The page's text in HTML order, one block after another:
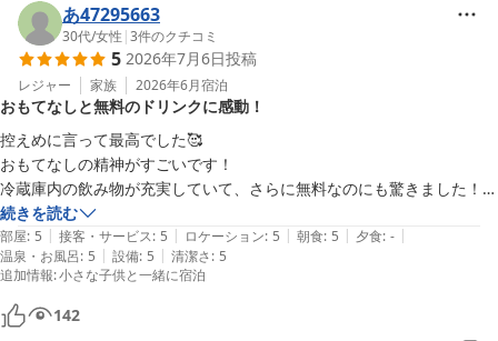
がとうございました。次回お越しの際には、朝食をはじめ、館内レ
ストランやスパなど、さらに充実したホテルステイをお楽しみいた
だけますと幸いです。
またお会いできます日をスタッフ一同、心よりお待ち申し上げてお
ります。
ＰＧＭホテルリゾート沖縄（２０２６年４月２５日 先行営業開
始）
2026-06-19
「最高のロケーション」とのお言葉を頂戴できましたこと、大変嬉
しく拝読いたしました。また、サービスにつきましてもご満足いた
だき、心身ともにリフレッシュしていただけたとのこと、スタッフ
一同何よりの喜びでございます。
当ホテルでは、レストランでのお食事はもちろん、スパやサウナ、
ラウンジなど、ご滞在そのものをお楽しみいただける施設やサービ
スをご用意しております。次回お越しの際には、ぜひ今回とはまた
違った魅力もご体験いただければ幸いです。
「ぜひまた泊まりに行きたい」とのお言葉を励みに、これからも皆
さまに心地よい時間をご提供できるよう努めてまいります。
またのお越しをスタッフ一同、心よりお待ち申し上げております。
あ47295663
30代/女性 |3件のクチコミ
5 2026年7月6日投稿
レジャー 家族 2026年6月宿泊
おもてなしと無料のドリンクに感動！
控えめに言って最高でした🥰
おもてなしの精神がすごいです！
冷蔵庫内の飲み物が充実していて、さらに無料なのにも驚きました！
残念ながら台風でプールには入れませんでしたが、とても快適で楽しい
旅でした！
ありがとうございました😊
続きを読む
部屋: 5 | 接客・サービス: 5 | ロケーション: 5 | 朝食: 5 | 夕食: - |
温泉・お風呂: 5 | 設備: 5 | 清潔さ: 5
追加情報:小さな子供と一緒に宿泊
142